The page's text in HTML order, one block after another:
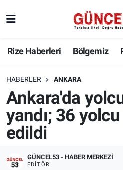
Rize Haberleri Bölgemiz
HABERLER ANKARA
Ankara'da
yandı; 36
edildi
GÜNCEL53 - HABER MERKEZI
EDITÖR